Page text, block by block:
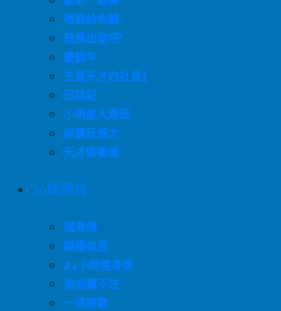
唱歌給你聽
效廉出發吧!
慶餘年
生意天才白社長3
田耕紀
小明星大跟班
綜藝玩很大
天才衝衝衝
39娛樂台
藏海傳
驕陽似我
24小時健身房
偷偷藏不住
一笑隨歌